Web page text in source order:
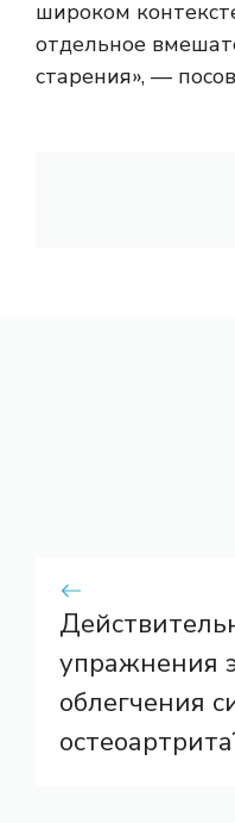
широком
отдельное
старения», —
упражнения
облегчения